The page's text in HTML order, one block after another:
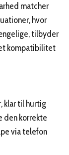
matcher
hvor
tilbyder
kompatibilitet
klar til hurtig
den korrekte
via telefon